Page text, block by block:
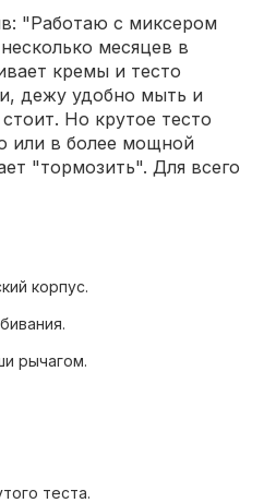
"Работаю с миксером
месяцев в
кремы и тесто
дежу удобно мыть и
Но крутое тесто
или в более мощной
"тормозить". Для всего
корпус.
рычагом.
деталей.
теста.